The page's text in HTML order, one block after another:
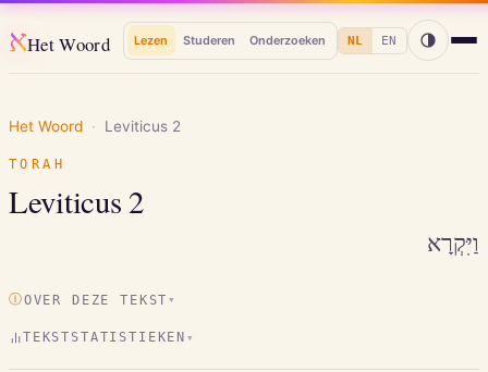
אHet Woord Lezen Studeren Onderzoeken NL EN
Het Woord · Leviticus 2
TORAH
Leviticus 2
וַיִּקְרָא
ⒾOVER DEZE TEKST ▾
TEKSTSTATISTIEKEN ▾